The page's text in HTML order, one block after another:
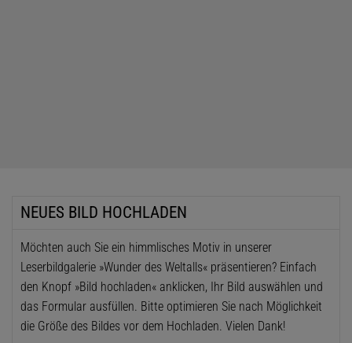
NEUES BILD HOCHLADEN
Möchten auch Sie ein himmlisches Motiv in unserer
Leserbildgalerie »Wunder des Weltalls« präsentieren? Einfach
den Knopf »Bild hochladen« anklicken, Ihr Bild auswählen und
das Formular ausfüllen. Bitte optimieren Sie nach Möglichkeit
die Größe des Bildes vor dem Hochladen. Vielen Dank!